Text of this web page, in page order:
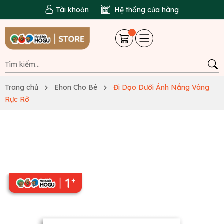
Tài khoản Hệ thống cửa hàng
Trang chủ Ehon Cho Bé
Đi Dạo Dưới Ánh Nắng Vàng
Rực Rỡ